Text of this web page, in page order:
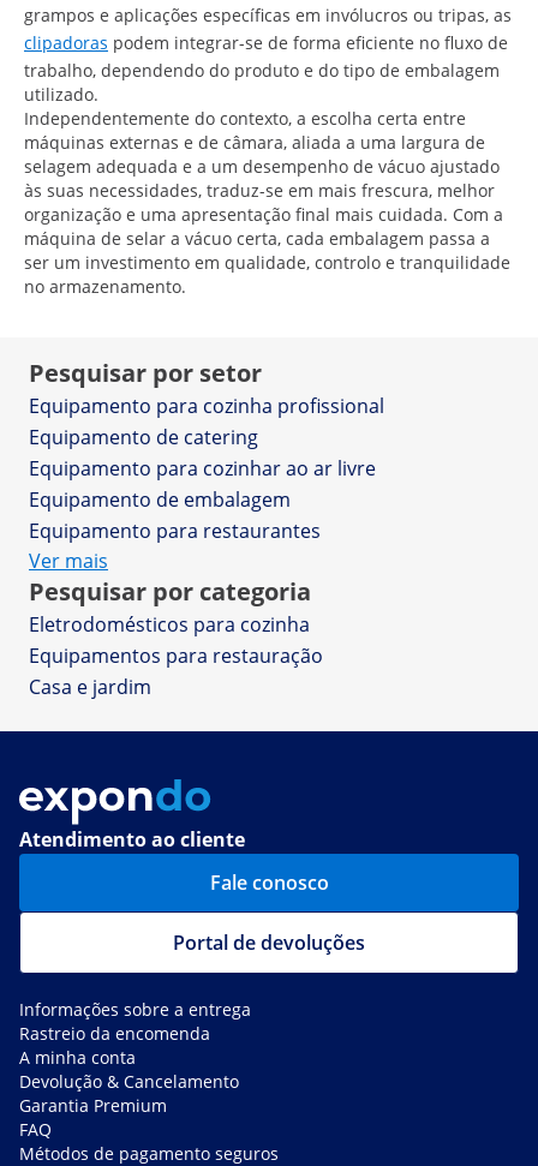
grampos e aplicações específicas em invólucros ou tripas, as
clipadoras podem integrar-se de forma eficiente no fluxo de
trabalho, dependendo do produto e do tipo de embalagem
utilizado.
Independentemente do contexto, a escolha certa entre
máquinas externas e de câmara, aliada a uma largura de
selagem adequada e a um desempenho de vácuo ajustado
às suas necessidades, traduz-se em mais frescura, melhor
organização e uma apresentação final mais cuidada. Com a
máquina de selar a vácuo certa, cada embalagem passa a
ser um investimento em qualidade, controlo e tranquilidade
no armazenamento.
Pesquisar por setor
Equipamento para cozinha profissional
Equipamento de catering
Equipamento para cozinhar ao ar livre
Equipamento de embalagem
Equipamento para restaurantes
Ver mais
Pesquisar por categoria
Eletrodomésticos para cozinha
Equipamentos para restauração
Casa e jardim
Atendimento ao cliente
Fale conosco
Portal de devoluções
Informações sobre a entrega
Rastreio da encomenda
A minha conta
Devolução & Cancelamento
Garantia Premium
FAQ
Métodos de pagamento seguros